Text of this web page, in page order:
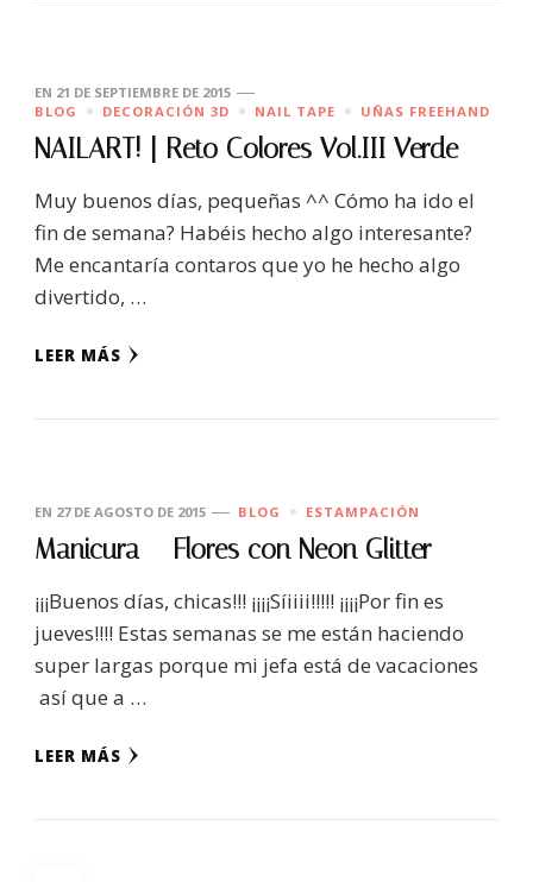
EN 21 DE SEPTIEMBRE DE 2015
BLOG
DECORACIÓN 3D NAIL TAPE UÑAS FREEHAND
NAILART! | Reto Colores Vol.III Verde
Muy buenos días, pequeñas ^^ Cómo ha ido el
fin de semana? Habéis hecho algo interesante?
Me encantaría contaros que yo he hecho algo
divertido, …
LEER MÁS
EN 27 DE AGOSTO DE 2015 BLOG ESTAMPACIÓN
Manicura – Flores con Neon Glitter
¡¡¡Buenos días, chicas!!! ¡¡¡¡Síiiii!!!!! ¡¡¡¡Por fin es
jueves!!!! Estas semanas se me están haciendo
super largas porque mi jefa está de vacaciones
así que a …
LEER MÁS